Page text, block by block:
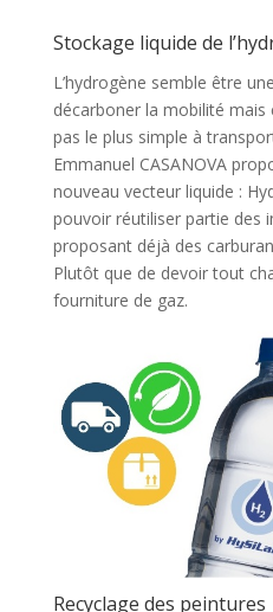
Stockage liquide de
L’hydrogène semble être
décarboner la mobilité mais
pas le plus simple à
Emmanuel CASANOVA
nouveau vecteur liquide :
pouvoir réutiliser partie des
proposant déjà des
Plutôt que de devoir tout
fourniture de gaz.
Recyclage des peintures